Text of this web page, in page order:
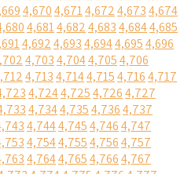
4,6704,6714,6724,6734,674
4,6814,6824,6834,6844,685
4,6924,6934,6944,6954,696
4,7034,7044,7054,706
4,7134,7144,7154,7164,717
4,7244,7254,7264,727
4,7344,7354,7364,737
4,7444,7454,7464,747
4,7544,7554,7564,757
4,7644,7654,7664,767